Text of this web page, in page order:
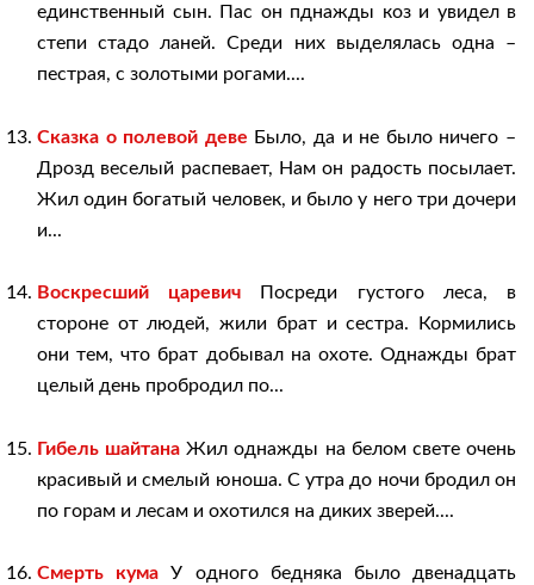
единственный сын. Пас он пднажды коз и увидел в
степи стадо ланей. Среди них выделялась одна –
пестрая, с золотыми рогами....
Сказка о полевой деве Было, да и не было ничего –
Дрозд веселый распевает, Нам он радость посылает.
Жил один богатый человек, и было у него три дочери
и...
Воскресший царевич Посреди густого леса, в
стороне от людей, жили брат и сестра. Кормились
они тем, что брат добывал на охоте. Однажды брат
целый день пробродил по...
Гибель шайтана Жил однажды на белом свете очень
красивый и смелый юноша. С утра до ночи бродил он
по горам и лесам и охотился на диких зверей....
Смерть кума У одного бедняка было двенадцать